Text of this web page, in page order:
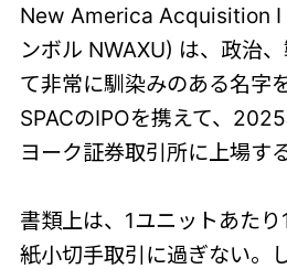
New America Acquisition I
ンボル NWAXU) は、政治
て非常に馴染みのある名字
SPACのIPOを携えて、
ヨーク証券取引所に上場す
書類上は、1ユニットあた
紙小切手取引に過ぎない。